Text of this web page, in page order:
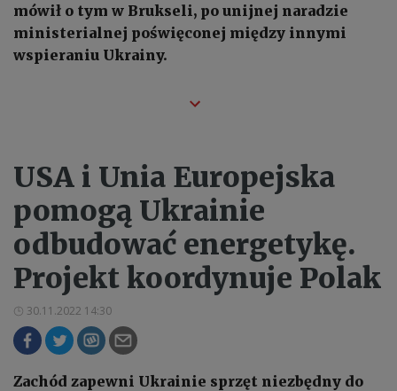
mówił o tym w Brukseli, po unijnej naradzie
ministerialnej poświęconej między innymi
wspieraniu Ukrainy.
USA i Unia Europejska
pomogą Ukrainie
odbudować energetykę.
Projekt koordynuje Polak
30.11.2022 14:30
Zachód zapewni Ukrainie sprzęt niezbędny do